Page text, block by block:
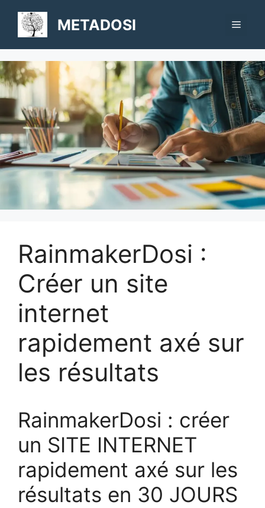
contenu
METADOSI Menu
RainmakerDosi :
Créer un site
internet
rapidement axé sur
les résultats
RainmakerDosi : créer
un SITE INTERNET
rapidement axé sur les
résultats en 30 JOURS